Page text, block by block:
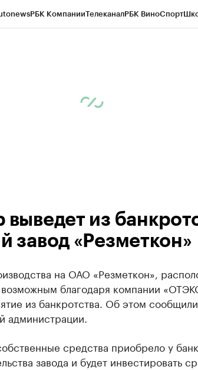
РБК КомпанииТелеканалРБК ВиноСпорт
выведет из
завод «Резметкон»
на ОАО «Резметкон»,
возможным благодаря компании
из банкротства. Об этом
администрации.
средства приобрело у
завода и будет инвестировать